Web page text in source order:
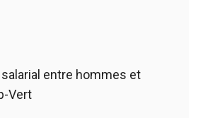
salarial entre hommes et
Vert